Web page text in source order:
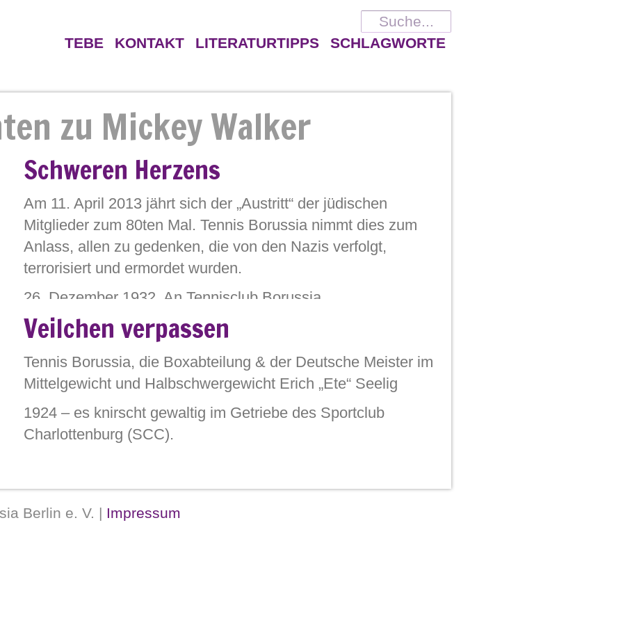
TEBE KONTAKT LITERATURTIPPS SCHLAGWORTE
Gegner Verein
zu Mickey Walker
Schweren Herzens
Am 11. April 2013 jährt sich der „Austritt“ der jüdischen
Mitglieder zum 80ten Mal. Tennis Borussia nimmt dies zum
Anlass, allen zu gedenken, die von den Nazis verfolgt,
terrorisiert und ermordet wurden.
26. Dezember 1932. An Tennisclub Borussia.
Lietzenburgerstr. 36.Sehr geehrter Herr Präsident
Brief, der ihm außerordentlich schwer fällt. [...]
Veilchen verpassen
Tennis Borussia, die Boxabteilung & der Deutsche Meister im
Mittelgewicht und Halbschwergewicht Erich „Ete“ Seelig
1924 – es knirscht gewaltig im Getriebe des Sportclub
Charlottenburg (SCC).
Stein hält zwei Jahre lang den deutschen Amateurtitel im
& 1923), bevor er erfolgreich ins Profilager wechselt. [...]
Berlin e. V. | Impressum